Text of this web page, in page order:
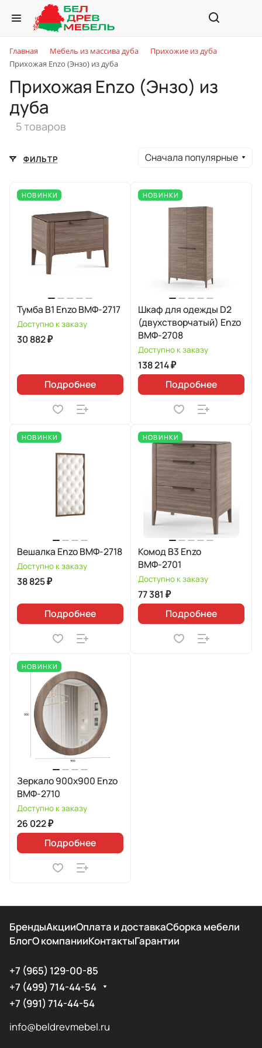
Главная Мебель из массива дуба
Прихожие из дуба
Прихожая Enzo (Энзо) из дуба
Прихожая Enzo (Энзо) из
дуба
5 товаров
ФИЛЬТР Сначала популярные
НОВИНКИ
Тумба B1 Enzo ВМФ-2717
Доступно к заказу
30 882 ₽
Подробнее
НОВИНКИ
Шкаф для одежды D2
(двухстворчатый) Enzo
ВМФ-2708
Доступно к заказу
138 214 ₽
Подробнее
НОВИНКИ
Вешалка Enzo ВМФ-2718
Доступно к заказу
38 825 ₽
Подробнее
НОВИНКИ
Комод В3 Enzo
ВМФ-2701
Доступно к заказу
77 381 ₽
Подробнее
НОВИНКИ
Зеркало 900х900 Enzo
ВМФ-2710
Доступно к заказу
26 022 ₽
Подробнее
БрендыАкцииОплата и доставкаСборка мебели
БлогО компанииКонтактыГарантии
+7 (965) 129-00-85
+7 (499) 714-44-54
+7 (991) 714-44-54
info@beldrevmebel.ru